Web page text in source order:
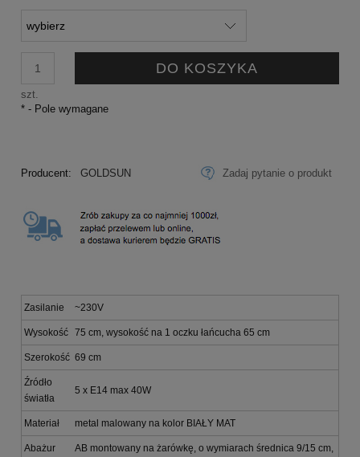
szt.
DO KOSZYKA
* - Pole wymagane
Producent: GOLDSUN Zadaj pytanie o produkt
Zasilanie ~230V
Wysokość 75 cm, wysokość na 1 oczku łańcucha 65 cm
Szerokość 69 cm
Źródło
światła
5 x E14 max 40W
Materiał metal malowany na kolor BIAŁY MAT
Abażur
AB montowany na żarówkę, o wymiarach średnica 9/15 cm,